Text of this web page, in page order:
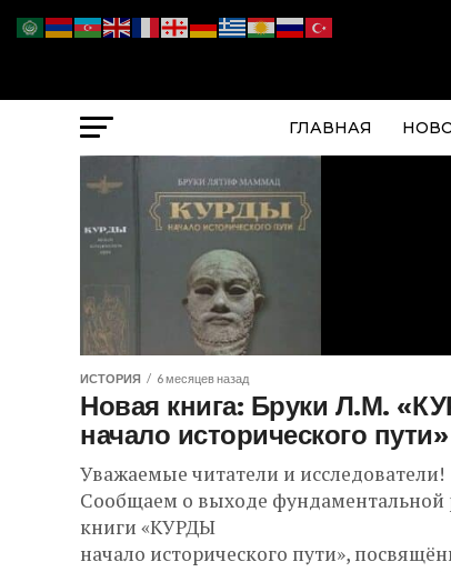
ГЛАВНАЯ
ИСТОРИЯ 6 месяцев назад
Новая книга: Бруки Л.М.
начало исторического пути»
Уважаемые читатели и исследователи!
Сообщаем о выходе
книги «КУРДЫ
начало исторического пути»,